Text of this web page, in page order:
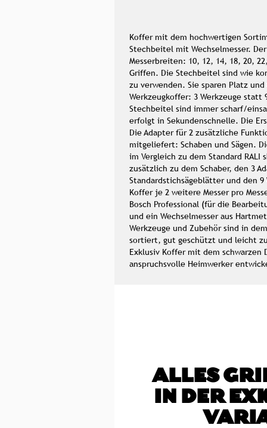
Koffer mit dem hochwertigen
Stechbeitel mit Wechselmesser.
Messerbreiten: 10, 12, 14, 18, 20,
Griffen. Die Stechbeitel sind wie
zu verwenden. Sie sparen Platz
Werkzeugkoffer: 3 Werkzeuge statt
Stechbeitel sind immer scharf/
erfolgt in Sekundenschnelle. Die
Die Adapter für 2 zusätzliche
mitgeliefert: Schaben und Sägen.
im Vergleich zu dem Standard RALI
zusätzlich zu dem Schaber, den 3
Standardstichsägeblätter und den
Koffer je 2 weitere Messer pro
Bosch Professional (für die
und ein Wechselmesser aus
Werkzeuge und Zubehör sind in
sortiert, gut geschützt und leicht
Exklusiv Koffer mit dem schwarzen
anspruchsvolle Heimwerker
ALLES
IN DER